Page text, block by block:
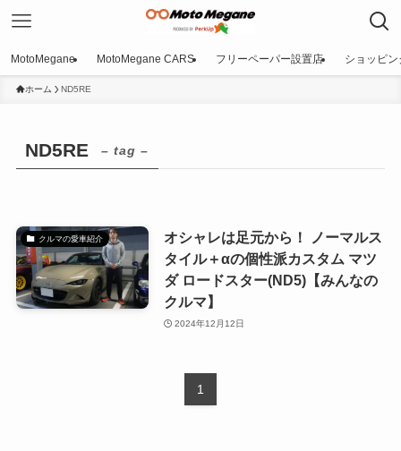
MotoMegane MotoMegane CARS フリーペーパー設置店 ショッピン
ホーム ND5RE
ND5RE – tag –
クルマの愛車紹介
オシャレは足元から！ ノーマルス
タイル＋αの個性派カスタム マツ
ダ ロードスター(ND5)【みんなの
クルマ】
2024年12月12日
1